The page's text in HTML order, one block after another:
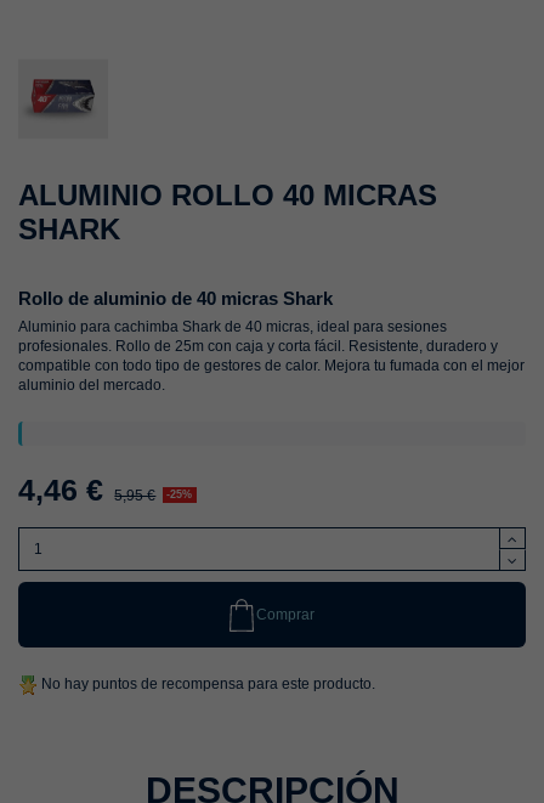
ALUMINIO ROLLO 40 MICRAS
SHARK
Rollo de aluminio de 40 micras Shark
Aluminio para cachimba Shark de 40 micras, ideal para sesiones
profesionales. Rollo de 25m con caja y corta fácil. Resistente, duradero y
compatible con todo tipo de gestores de calor. Mejora tu fumada con el mejor
aluminio del mercado.
4,46 € 5,95 € -25%
Comprar
No hay puntos de recompensa para este producto.
DESCRIPCIÓN